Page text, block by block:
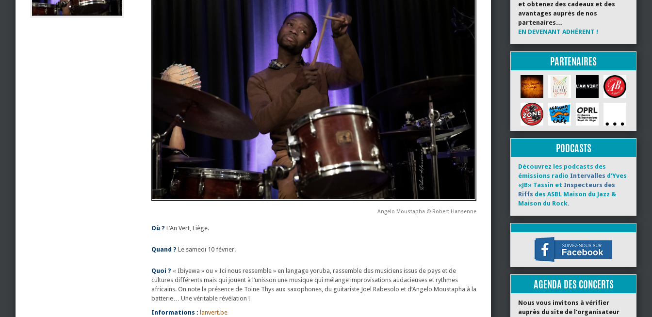
Angelo Moustapha © Robert Hansenne
Où ? L’An Vert, Liège.
Quand ? Le samedi 10 février.
Quoi ? « Ibiyewa » ou « Ici nous ressemble » en langage yoruba, rassemble des musiciens issus de pays et de
cultures différents mais qui jouent à l’unisson une musique qui mélange improvisations audacieuses et rythmes
africains. On note la présence de Toine Thys aux saxophones, du guitariste Joel Rabesolo et d’Angelo Moustapha à la
batterie… Une véritable révélation !
Informations : lanvert.be
et obtenez des cadeaux et des
avantages auprès de nos
partenaires…
EN DEVENANT ADHÉRENT !
PARTENAIRES
PODCASTS
Découvrez les podcasts des
émissions radio Intervalles d’Yves
«JB» Tassin et Inspecteurs des
Riffs des ASBL Maison du Jazz &
Maison du Rock.
AGENDA DES CONCERTS
Nous vous invitons à vérifier
auprès du site de l’organisateur